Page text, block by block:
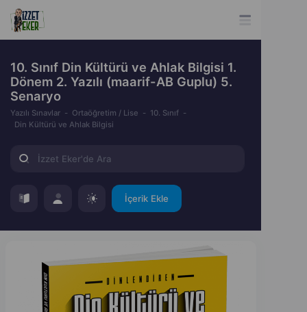
10. Sınıf Din Kültürü ve Ahlak Bilgisi 1.
Dönem 2. Yazılı (maarif-AB Guplu) 5.
Senaryo
Yazılı Sınavlar Ortaöğretim / Lise
10. Sınıf
Din Kültürü ve Ahlak Bilgisi
İçerik Ekle